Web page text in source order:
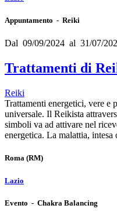
Appuntamento - Reiki
Dal 09/09/2024 al 31/07/
Trattamenti di
Reiki
Trattamenti energetici, vere e
universale. Il Reikista
simboli va ad attivare nel
energetica. La malattia,
Roma (RM)
Lazio
Evento - Chakra Balancing